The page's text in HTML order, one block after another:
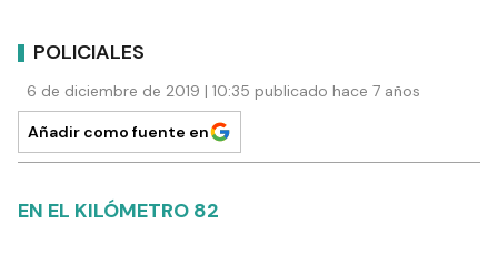
POLICIALES
6 de diciembre de 2019 | 10:35 publicado hace 7 años
Añadir como fuente en
EN EL KILÓMETRO 82